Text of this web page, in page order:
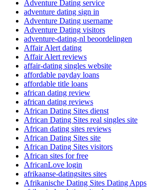
Adventure Dating service
adventure dating sign in
Adventure Dating username
Adventure Dating visitors
adventure-dating-nl beoordelingen
Affair Alert dating
Affair Alert reviews
affair-dating singles website
affordable payday loans
affordable title loans
african dating review
african dating reviews
African Dating Sites dienst
African Dating Sites real singles site
African dating sites reviews
African Dating Sites site
African Dating Sites visitors
African sites for free
AfricanLove login
afrikaanse-datingsites sites
Afrikanische Dating Sites Dating Apps